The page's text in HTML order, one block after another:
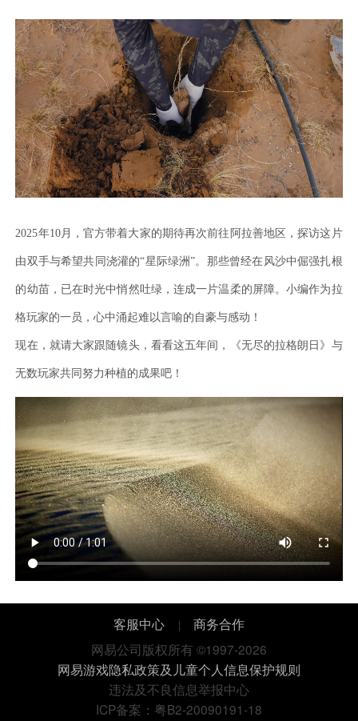
2025年10月，官方带着大家的期待再次前往阿拉善地区，探访这片
由双手与希望共同浇灌的“星际绿洲”。那些曾经在风沙中倔强扎根
的幼苗，已在时光中悄然吐绿，连成一片温柔的屏障。小编作为拉
格玩家的一员，心中涌起难以言喻的自豪与感动！
现在，就请大家跟随镜头，看看这五年间，《无尽的拉格朗日》与
无数玩家共同努力种植的成果吧！
客服中心 |
商务合作
网易公司版权所有 ©1997-2026
网易游戏隐私政策及儿童个人信息保护规则
违法及不良信息举报中心
ICP备案：粤B2-20090191-18